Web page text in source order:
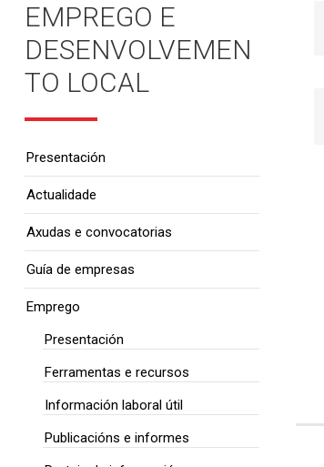
EMPREGO E
DESENVOLVEMEN
TO LOCAL
Presentación
Actualidade
Axudas e convocatorias
Guía de empresas
Emprego
Presentación
Ferramentas e recursos
Información laboral útil
Publicacións e informes